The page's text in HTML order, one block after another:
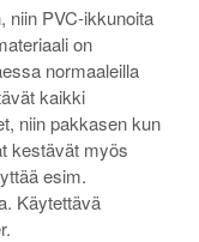
niin PVC-ikkunoita
on
normaaleilla
kaikki
niin pakkasen kun
kestävät myös
esim.
Käytettävä